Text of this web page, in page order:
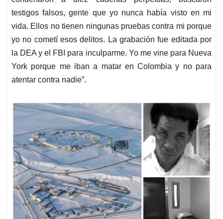
testigos falsos, gente que yo nunca había visto en mi
vida. Ellos no tienen ningunas pruebas contra mi porque
yo no cometí esos delitos. La grabación fue editada por
la DEA y el FBI para inculparme. Yo me vine para Nueva
York porque me iban a matar en Colombia y no para
atentar contra nadie”.